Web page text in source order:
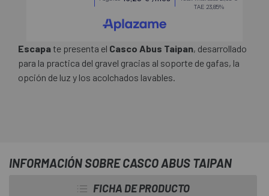
Escapate presenta el Casco Abus Taipan, desarrollado
para la practica del gravel gracias al soporte de gafas, la
opción de luz y los acolchados lavables.
INFORMACIÓN SOBRE CASCO ABUS TAIPAN
FICHA DE PRODUCTO